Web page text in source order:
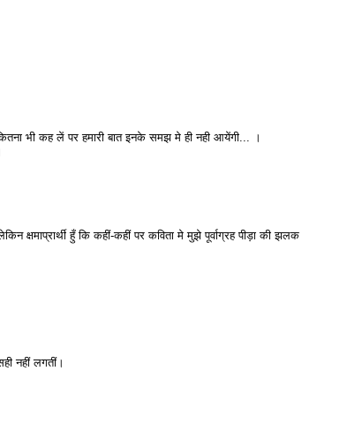
भी कह लें पर हमारी बात इनके समझ मे ही नही आयेंगी... ।
क्षमाप्रार्थी हुँ कि कहीं-कहीं पर कविता मे मुझे पूर्वाग्रह पीड़ा की झलक
नहीं लगतीं।